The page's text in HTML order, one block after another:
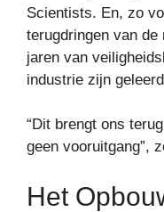
Scientists. En, zo
terugdringen van
jaren van
industrie zijn
“Dit brengt ons
geen vooruitgang”,
Het